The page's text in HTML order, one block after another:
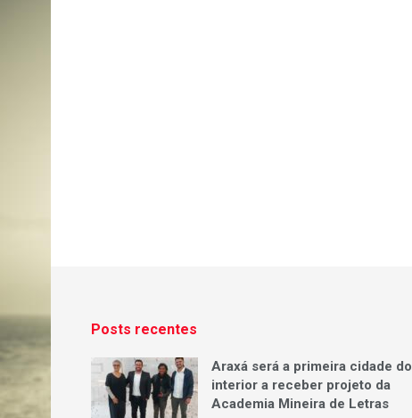
Posts recentes
Araxá será a primeira cidade do
interior a receber projeto da
Academia Mineira de Letras